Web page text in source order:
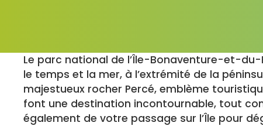
Le parc national de l’Île-Bonaventure-et-
le temps et la mer, à l’extrémité de la
majestueux rocher Percé, emblème
font une destination incontournable, tout
également de votre passage sur l’Île pour